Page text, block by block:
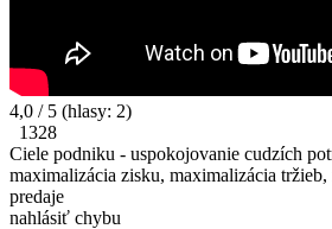
4,0 / 5 (hlasy: 2)
1328
Ciele podniku - uspokojovanie cudzích
maximalizácia zisku, maximalizácia tržieb,
predaje
nahlásiť chybu